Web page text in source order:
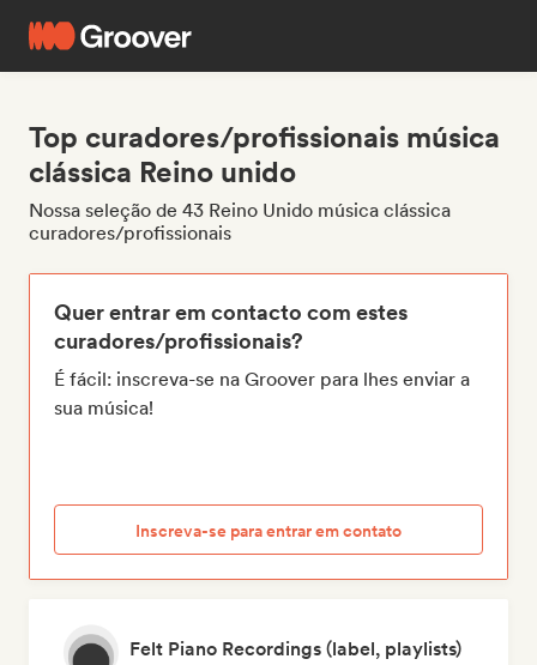
Top curadores/profissionais música
clássica Reino unido
Nossa seleção de 43 Reino Unido música clássica
curadores/profissionais
Quer entrar em contacto com estes
curadores/profissionais?
É fácil: inscreva-se na Groover para lhes enviar a
sua música!
Inscreva-se para entrar em contato
Felt Piano Recordings (label, playlists)